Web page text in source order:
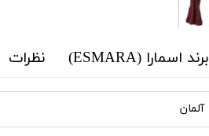
برند اسمارا (ESMARA) نظرات
آلمان